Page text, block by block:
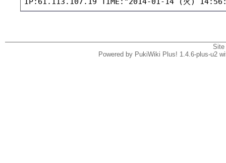
Powered by PukiWiki Plus! 1.4.6-plus-u2